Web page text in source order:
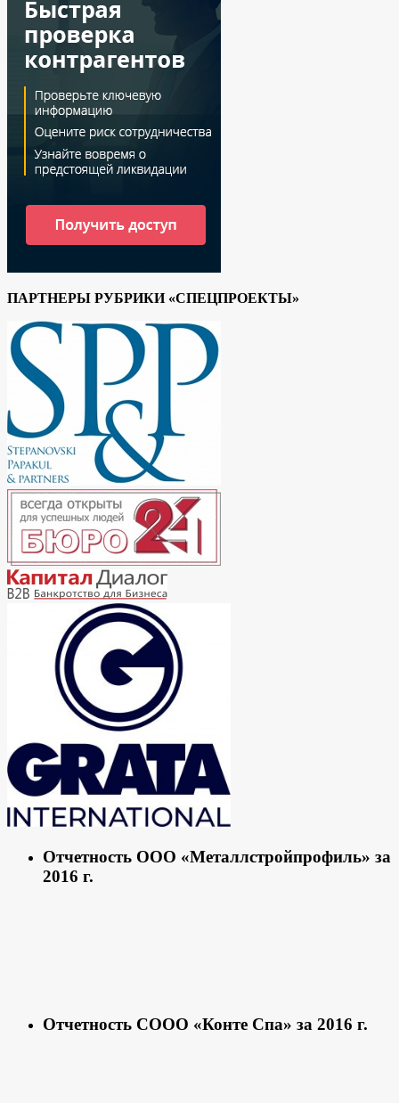
ПАРТНЕРЫ РУБРИКИ «СПЕЦПРОЕКТЫ»
Отчетность ООО «Металлстройпрофиль» за
2016 г.
Отчетность СООО «Конте Спа» за 2016 г.